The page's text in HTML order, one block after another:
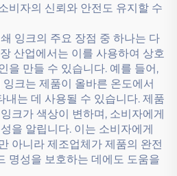
비자의 신뢰와 안전도 유지할 수
잉크의 주요 장점 중 하나는 다
산업에서는 이를 사용하여 상호
을 만들 수 있습니다. 예를 들어,
크는 제품이 올바른 온도에서
내는 데 사용될 수 있습니다. 제품
크가 색상이 변하며, 소비자에게
을 알립니다. 이는 소비자에게
아니라 제조업체가 제품의 완전
명성을 보호하는 데에도 도움을